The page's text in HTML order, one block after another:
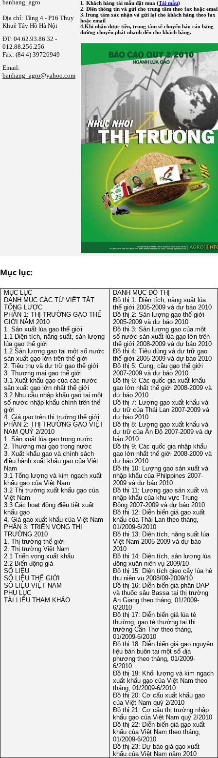
banhang_agro
Địa chỉ: Tầng 4 - P16 Thụy
Khuê Tây Hồ Hà Nội
ĐT: 04.62.93.86.32 -
012.88.256.256
Fax: (84 4) 39726949
Email:
banhang_agro@yahoo.com
1. Khách hàng tải mẫu đặt mua (Tải mẫu)
2. Điền thông tin và gửi cho trung tâm theo fax hoặc
3.Trung tâm xác nhận và gửi lại cho khách hàng theo fax
hoặc email
4.Khi nhận được tiền, trung tâm sẽ chuyển báo cáo bằng
đường chuyển phát nhanh đến cho khách hàng.
Mục lục:
MỤC LỤC
DANH MỤC CÁC TỪ VIẾT TẮT
TỔNG LƯỢC
PHẦN 1: THỊ TRƯỜNG GẠO THẾ
GIỚI NĂM 2010
1. Sản xuất lúa gạo thế giới
1.1 Diện tích, năng suất, sản lượng
lúa gạo thế giới
1.2 Sản lượng gạo tại một số nước
sản xuất gạo lớn trên thế giới
2. Tiêu thụ và dự trữ gạo thế giới
3. Thương mại gạo thế giới
3.1 Xuất khẩu gạo của các nước
sản xuất gạo lớn nhất thế giới
3.2 Nhu cầu nhập khẩu gạo tại một
số nước nhập khẩu chính trên thế
giới
4. Giá gạo trên thị trường thế giới
PHẦN 2: THỊ TRƯỜNG GẠO VIỆT
NAM QUÝ 2/2010
1. Sản xuất lúa gạo trong nước
2. Thương mại gạo trong nước
3. Xuất khẩu gạo và chính sách
điều hành xuất khẩu gạo của Việt
Nam
3.1 Tổng lượng và kim ngạch xuất
khẩu gạo của Việt Nam
3.2 Thị trường xuất khẩu gạo của
Việt Nam
3.3 Các hoạt động điều tiết xuất
khẩu gạo
4. Giá gạo xuất khẩu của Việt Nam
PHẦN 3: TRIỂN VỌNG THỊ
TRƯỜNG 2010
1. Thị trường thế giới
2. Thị trường Việt Nam
2.1 Triển vọng xuất khẩu
2.2 Biến động giá
SỐ LIỆU
SỐ LIỆU THẾ GIỚI
SỐ LIỆU VIỆT NAM
PHỤ LỤC
TÀI LIỆU THAM KHẢO
DANH MỤC ĐỒ THỊ
Đồ thị 1: Diện tích, năng suất lúa
thế giới 2005-2009 và dự báo 2010
Đồ thị 2: Sản lượng gạo thế giới
2005-2009 và dự báo 2010
Đồ thị 3: Sản lượng gạo của một
số nước sản xuất lúa gạo lớn trên
thế giới 2008-2009 và dự báo 2010
Đồ thị 4: Tiêu dùng và dự trữ gạo
thế giới 2005-2009 và dự báo 2010
Đồ thị 5: Cung, cầu gạo thế giới
2007-2009 và dự báo 2010
Đồ thị 6: Các quốc gia xuất khẩu
gạo lớn nhất thế giới 2008-2009 và
dự báo 2010
Đồ thị 7: Lượng gạo xuất khẩu và
dự trữ của Thái Lan 2007-2009 và
dự báo 2010
Đồ thị 8: Lượng gạo xuất khẩu và
dự trữ của Ấn Độ 2007-2009 và dự
báo 2010
Đồ thị 9: Các quốc gia nhập khẩu
gạo lớn nhất thế giới 2008-2009 và
dự báo 2010
Đồ thị 10: Lượng gạo sản xuất và
nhập khẩu của Philppines 2007-
2009 và dự báo 2010
Đồ thị 11: Lượng gạo sản xuất và
nhập khẩu của khu vực Trung
Đông 2007-2009 và dự báo 2010
Đồ thị 12: Diễn biến giá gạo xuất
khẩu của Thái Lan theo tháng,
01/2009-6/2010
Đồ thị 13: Diện tích, năng suất lúa
Việt Nam 2005-2009 và dự báo
2010
Đồ thị 14: Diện tích, sản lượng lúa
đông xuân niên vụ 2009/10
Đồ thị 15: Diện tích gieo cấy lúa hè
thu niên vụ 2008/09-2009/10
Đồ thị 16: Diễn biến giá phân DAP
và thuốc sâu Bassa tại thị trường
An Giang theo tháng, 01/2009-
6/2010
Đồ thị 17: Diễn biến giá lúa tẻ
thường, gạo tẻ thường tại thị
trường Cần Thơ theo tháng,
01/2009-6/2010
Đồ thị 18: Diễn biến giá gạo nguyên
liệu bán buôn tại một số địa
phương theo tháng, 01/2009-
6/2010
Đồ thị 19: Khối lượng và kim ngạch
xuất khẩu gạo của Việt Nam theo
tháng, 01/2009-6/2010
Đồ thị 20: Cơ cấu xuất khẩu gạo
của Việt Nam quý 2/2010
Đồ thị 21: Cơ cấu thị trường nhập
khẩu gạo của Việt Nam quý 2/2010
Đồ thị 22: Diễn biến giá gạo xuất
khẩu của Việt Nam theo tháng,
01/2009-6/2010
Đồ thị 23: Dự báo giá gạo xuất
khẩu của Việt Nam năm 2010